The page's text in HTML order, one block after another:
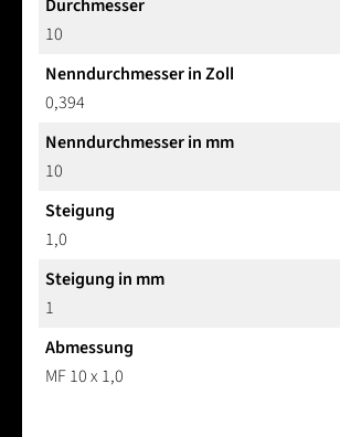
Durchmesser
10
Nenndurchmesser in Zoll
0,394
Nenndurchmesser in mm
10
Steigung
1,0
Steigung in mm
1
Abmessung
MF 10 x 1,0